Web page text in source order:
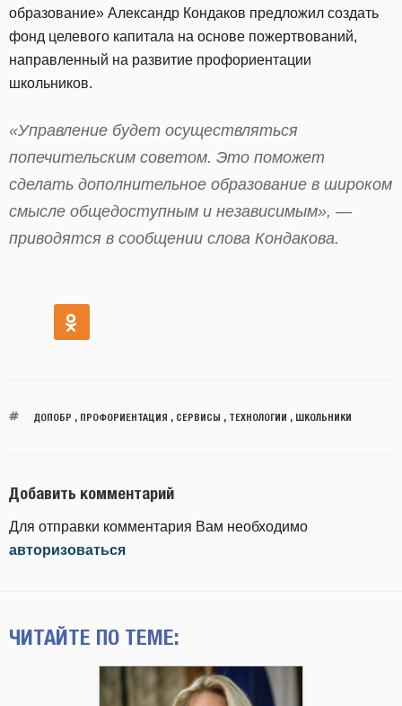
образование» Александр Кондаков предложил создать
фонд целевого капитала на основе пожертвований,
направленный на развитие профориентации
школьников.
«Управление будет осуществляться
попечительским советом. Это поможет
сделать дополнительное образование в широком
смысле общедоступным и независимым», —
приводятся в сообщении слова Кондакова.
ДОПОБР , ПРОФОРИЕНТАЦИЯ , СЕРВИСЫ , ТЕХНОЛОГИИ , ШКОЛЬНИКИ
Добавить комментарий
Для отправки комментария Вам необходимо
авторизоваться
ЧИТАЙТЕ ПО ТЕМЕ: